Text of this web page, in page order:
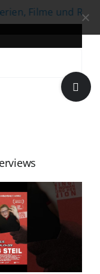
und Reality-
Toggle
Sliding